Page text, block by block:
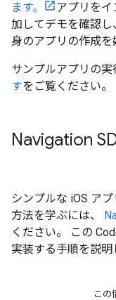
ます。
アプリを
加してデモを確認
身のアプリの作成を
サンプルアプリの実
すをご覧ください。
Navigation
シンプルな iOS ア
方法を学ぶには、
ください。 この
実装する手順を説明
この